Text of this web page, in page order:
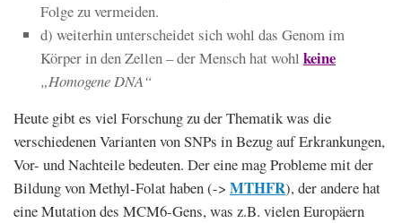
Folge zu vermeiden.
d) weiterhin unterscheidet sich wohl das Genom im
Körper in den Zellen – der Mensch hat wohl keine
„Homogene DNA“
Heute gibt es viel Forschung zu der Thematik was die
verschiedenen Varianten von SNPs in Bezug auf Erkrankungen,
Vor- und Nachteile bedeuten. Der eine mag Probleme mit der
Bildung von Methyl-Folat haben (-> MTHFR), der andere hat
eine Mutation des MCM6-Gens, was z.B. vielen Europäern